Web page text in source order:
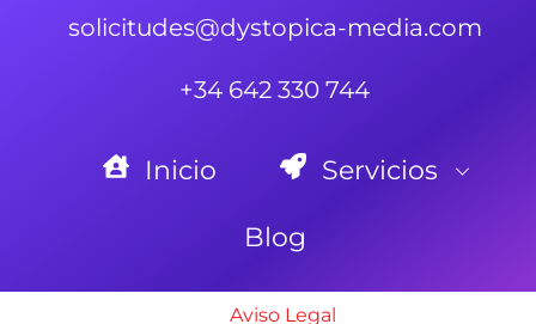
solicitudes@dystopica-media.com
+34 642 330 744
Inicio Servicios
Blog
Aviso Legal